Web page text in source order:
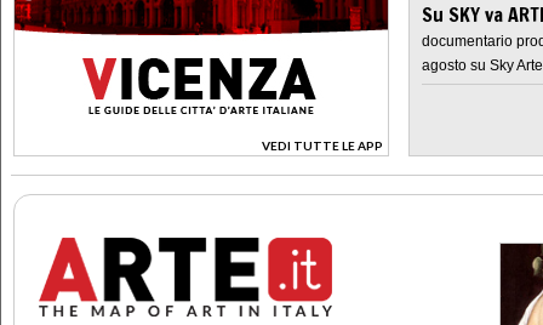
VEDI TUTTE LE APP
>
Su SKY va
documentario
agosto su Sky Arte